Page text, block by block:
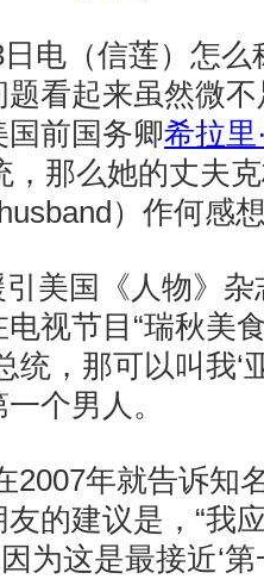
电（信莲）怎
看起来虽然微
前国务卿希拉里
，那么她的丈夫
）作何感
引美国《人物》
视节目“瑞秋美
统，那可以叫我‘
个男人。
2007年就告诉知
的建议是，“我
为这是最接近‘